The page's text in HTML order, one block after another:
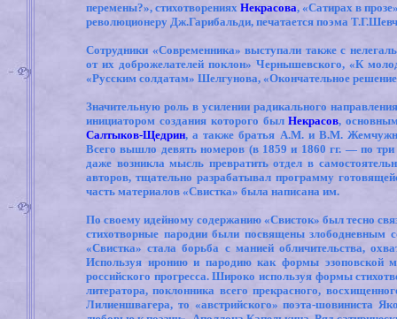
перемены?», стихотворенияхНекрасова, «Сатирах в
революционеру Дж.Гарибальди, печатается поэма
Сотрудники «Современника» выступали также с
от их доброжелателей поклон» Чернышевского, «К
«Русским солдатам» Шелгунова, «Окончательное
Значительную роль в усилении радикального
инициатором создания которого былНекрасов,
Салтыков-Щедрин, а также братья A.M. и В.М.
Всего вышло девять номеров (в 1859 и 1860 гг. — по
даже возникла мысль превратить отдел в
авторов, тщательно разрабатывал программу
часть материалов «Свистка» была написана им.
По своему идейному содержанию «Свисток» был тесно
стихотворные пародии были посвящены злободневным
«Свистка» стала борьба с манией обличительства,
Используя иронию и пародию как формы эзоповской
российского прогресса. Широко используя формы
литератора, поклонника всего прекрасного,
Лилиеншвагера, то «австрийского» поэта-шовиниста